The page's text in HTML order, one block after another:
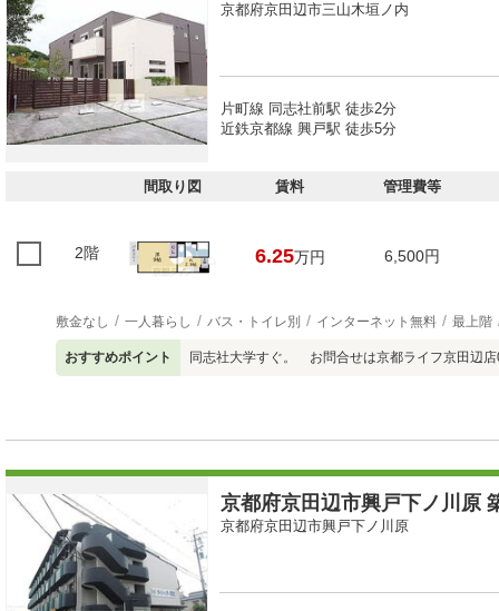
京都府京田辺市三山木垣ノ内
片町線 同志社前駅 徒歩2分
近鉄京都線 興戸駅 徒歩5分
間取り図 賃料 管理費等
2階 6.25万円 6,500円
敷金なし 一人暮らし バス・トイレ別 インターネット無料 最上階
おすすめポイント 同志社大学すぐ。 お問合せは京都ライフ京田辺
京都府京田辺市興戸下ノ川原
京都府京田辺市興戸下ノ川原